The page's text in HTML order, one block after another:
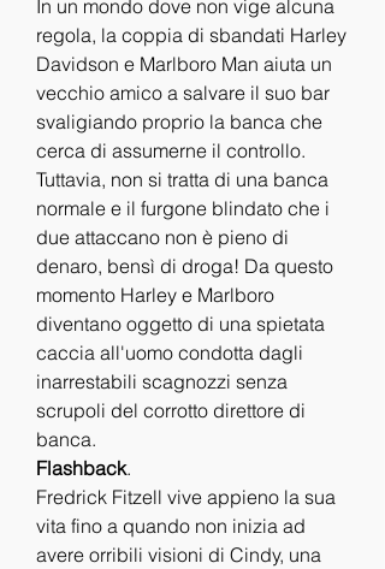
In un mondo dove non vige alcuna
regola, la coppia di sbandati Harley
Davidson e Marlboro Man aiuta un
vecchio amico a salvare il suo bar
svaligiando proprio la banca che
cerca di assumerne il controllo.
Tuttavia, non si tratta di una banca
normale e il furgone blindato che i
due attaccano non è pieno di
denaro, bensì di droga! Da questo
momento Harley e Marlboro
diventano oggetto di una spietata
caccia all'uomo condotta dagli
inarrestabili scagnozzi senza
scrupoli del corrotto direttore di
banca.
Flashback.
Fredrick Fitzell vive appieno la sua
vita fino a quando non inizia ad
avere orribili visioni di Cindy, una